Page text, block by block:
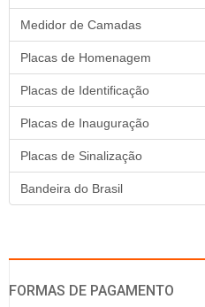
Medidor de Camadas
Placas de Homenagem
Placas de Identificação
Placas de Inauguração
Placas de Sinalização
Bandeira do Brasil
FORMAS DE PAGAMENTO